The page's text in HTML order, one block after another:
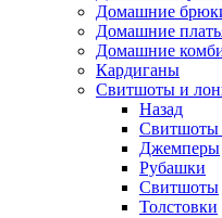
Домашние
Домашние
Домашние
Кардиганы
Свитшоты и
Назад
Свитшоты
Джемперы
Рубашки
Свитшоты
Толстовки